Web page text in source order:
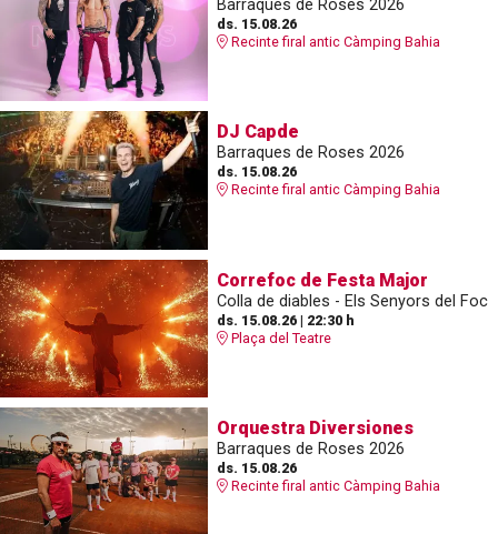
Barraques de Roses 2026
ds. 15.08.26
Recinte firal antic Càmping Bahia
DJ Capde
Barraques de Roses 2026
ds. 15.08.26
Recinte firal antic Càmping Bahia
Correfoc de Festa Major
Colla de diables - Els Senyors del Foc
ds. 15.08.26| 22:30 h
Plaça del Teatre
Orquestra Diversiones
Barraques de Roses 2026
ds. 15.08.26
Recinte firal antic Càmping Bahia